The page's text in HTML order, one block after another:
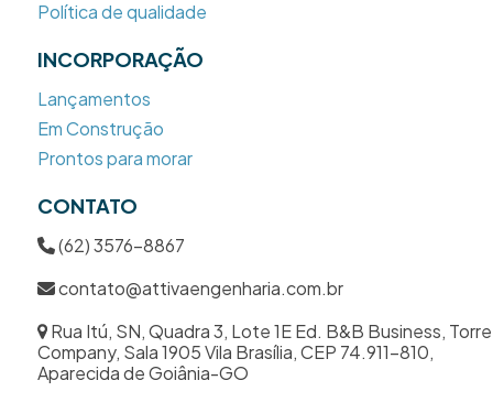
Política de qualidade
INCORPORAÇÃO
Lançamentos
Em Construção
Prontos para morar
CONTATO
(62) 3576-8867
contato@attivaengenharia.com.br
Rua Itú, SN, Quadra 3, Lote 1E Ed. B&B Business, Torre
Company, Sala 1905 Vila Brasília, CEP 74.911-810,
Aparecida de Goiânia-GO